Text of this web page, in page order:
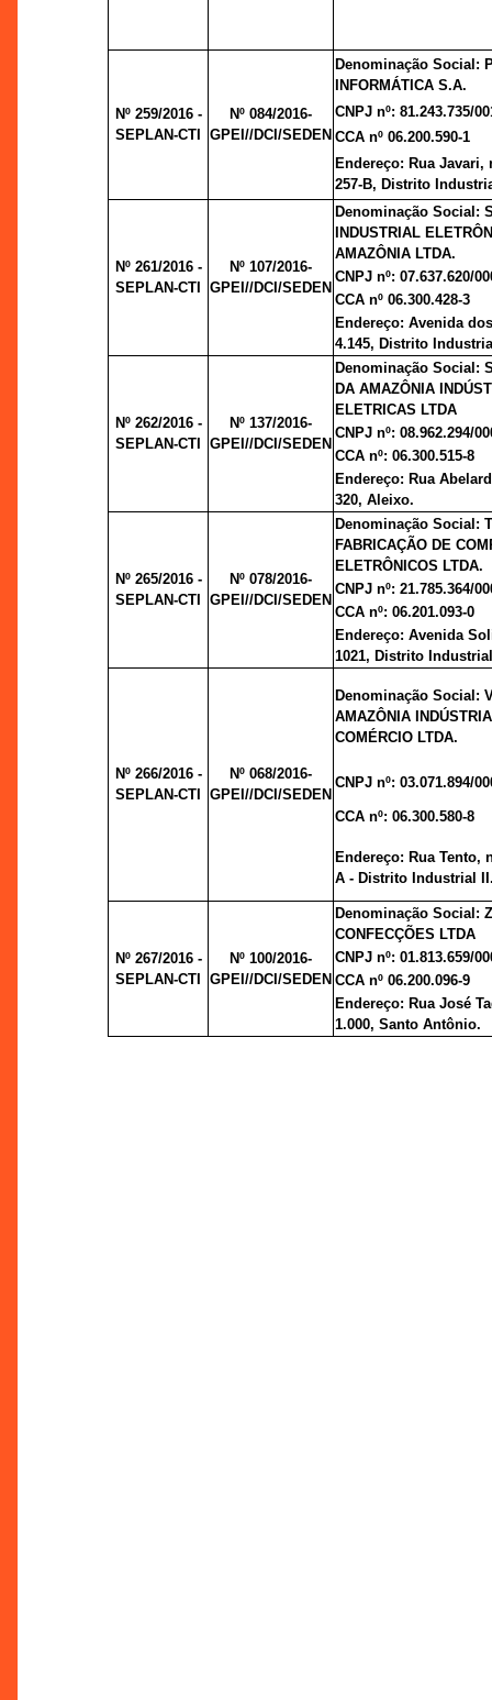
Nº 259/2016 -
SEPLAN-CTI
Nº 084/2016-
GPEI//DCI/SEDEN
Denominação Social:
INFORMÁTICA S.A.
CNPJ nº: 81.243.735/
CCA nº 06.200.590-1
Endereço: Rua Javari,
257-B, Distrito
Nº 261/2016 -
SEPLAN-CTI
Nº 107/2016-
GPEI//DCI/SEDEN
Denominação Social:
INDUSTRIAL
AMAZÔNIA LTDA.
CNPJ nº: 07.637.620/
CCA nº 06.300.428-3
Endereço: Avenida
4.145, Distrito
Nº 262/2016 -
SEPLAN-CTI
Nº 137/2016-
GPEI//DCI/SEDEN
Denominação Social:
DA AMAZÔNIA
ELETRICAS LTDA
CNPJ nº: 08.962.294/
CCA nº: 06.300.515-8
Endereço: Rua
320, Aleixo.
Nº 265/2016 -
SEPLAN-CTI
Nº 078/2016-
GPEI//DCI/SEDEN
Denominação Social:
FABRICAÇÃO DE
ELETRÔNICOS LTDA.
CNPJ nº: 21.785.364/
CCA nº: 06.201.093-0
Endereço: Avenida
1021, Distrito
Nº 266/2016 -
SEPLAN-CTI
Nº 068/2016-
GPEI//DCI/SEDEN
Denominação Social:
AMAZÔNIA
COMÉRCIO LTDA.
CNPJ nº: 03.071.894/
CCA nº: 06.300.580-8
Endereço: Rua Tento,
A - Distrito Industrial
Nº 267/2016 -
SEPLAN-CTI
Nº 100/2016-
GPEI//DCI/SEDEN
Denominação Social:
CONFECÇÕES LTDA
CNPJ nº: 01.813.659/
CCA nº 06.200.096-9
Endereço: Rua José
1.000, Santo Antônio.